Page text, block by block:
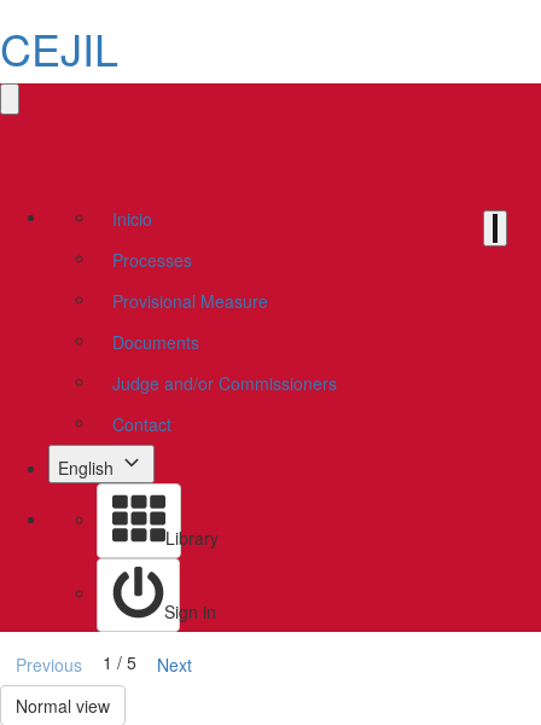
CEJIL
Inicio
Processes
Provisional Measure
Documents
Judge and/or Commissioners
Contact
English
Library
Sign in
Previous 1 / 5
Next
Normal view